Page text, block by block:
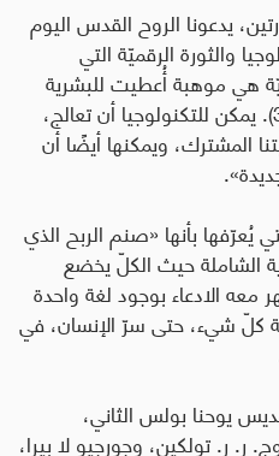
يدعونا الروح القدس اليوم
والثورة الرقميّة التي
هي موهبة أُعطيت للبشرية
لكي تستثمرها (متى 25، 14-30). يمكن للتكنولوجيا أن تعالج،
المشترك، ويمكنها أيضًا أن
يُعرّفها بأنها «صنم الربح الذي
الشاملة حيث الكلّ يخضع
معه الادعاء بوجود لغة واحدة
كلّ شيء، حتى سرّ الإنسان، في
يوحنا بولس الثاني،
ر. ر. تولكين، وجورجيو لا بيرا،